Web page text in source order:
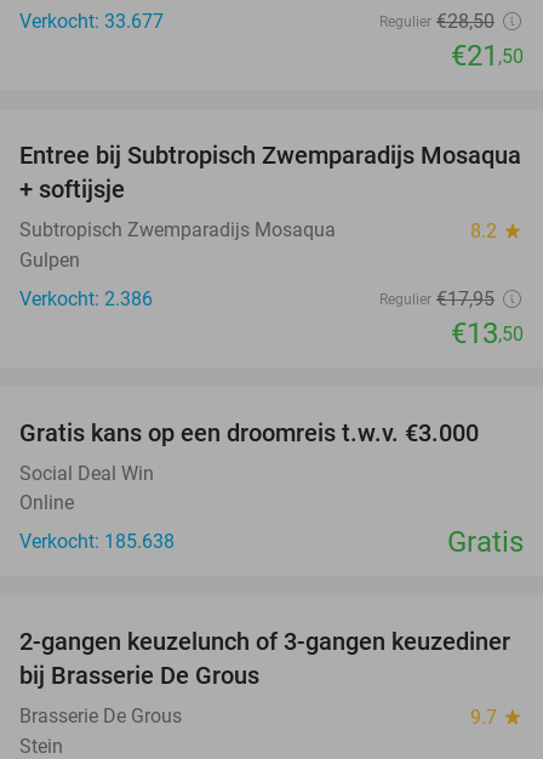
Verkocht: 33.677
Regulier €28,50
€21 ,50
25%
Entree bij Subtropisch Zwemparadijs Mosaqua
+ softijsje
Subtropisch Zwemparadijs Mosaqua 8.2 star
Gulpen
Verkocht: 2.386
Regulier €17,95
€13,50
Gratis kans op een droomreis t.w.v. €3.000
Social Deal Win
Online
Verkocht: 185.638
Gratis
30%
2-gangen keuzelunch of 3-gangen keuzediner
bij Brasserie De Grous
Brasserie De Grous 9.7 star
Stein